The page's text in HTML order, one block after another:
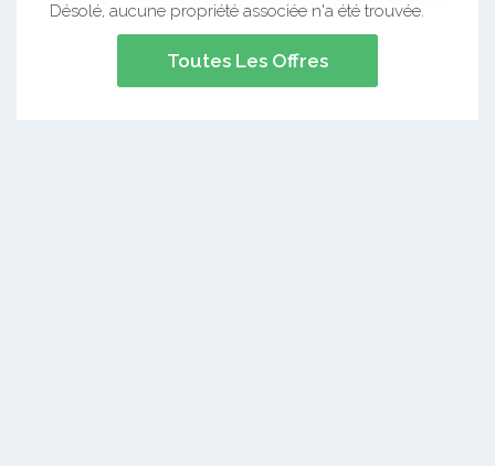
Désolé, aucune propriété associée n'a été trouvée.
Toutes Les Offres